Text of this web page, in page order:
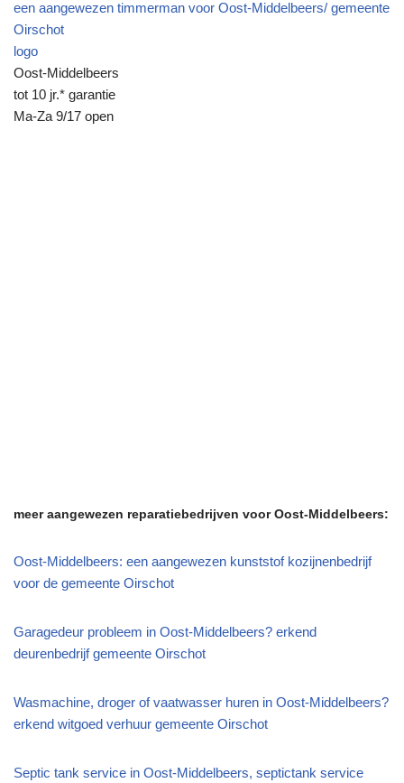
een aangewezen timmerman voor Oost-Middelbeers/ gemeente
Oirschot
logo
Oost-Middelbeers
tot 10 jr.* garantie
Ma-Za 9/17 open
meer aangewezen reparatiebedrijven voor Oost-Middelbeers:
Oost-Middelbeers: een aangewezen kunststof kozijnenbedrijf
voor de gemeente Oirschot
Garagedeur probleem in Oost-Middelbeers? erkend
deurenbedrijf gemeente Oirschot
Wasmachine, droger of vaatwasser huren in Oost-Middelbeers?
erkend witgoed verhuur gemeente Oirschot
Septic tank service in Oost-Middelbeers, septictank service